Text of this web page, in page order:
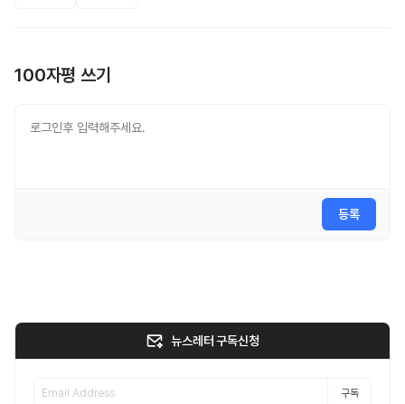
100자평 쓰기
등록
뉴스레터 구독신청
구독